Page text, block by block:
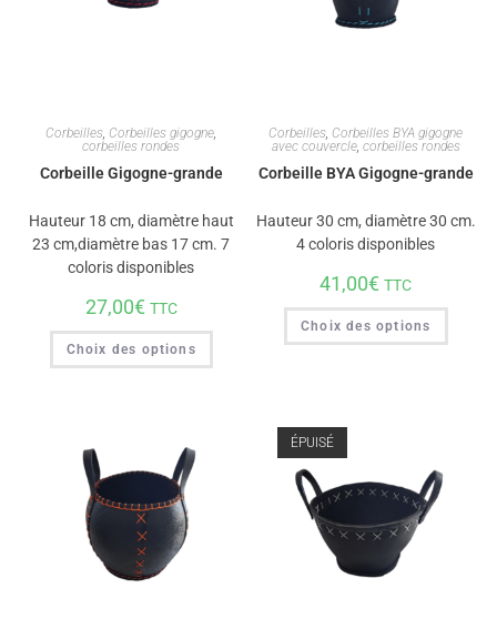
Corbeilles, Corbeilles gigogne,
corbeilles rondes
Corbeille Gigogne-grande
Hauteur 18 cm, diamètre haut
23 cm,diamètre bas 17 cm. 7
coloris disponibles
27,00€ TTC
Choix des options
Corbeilles, Corbeilles BYA gigogne
avec couvercle, corbeilles rondes
Corbeille BYA Gigogne-grande
Hauteur 30 cm, diamètre 30 cm.
4 coloris disponibles
41,00€ TTC
Choix des options
ÉPUISÉ